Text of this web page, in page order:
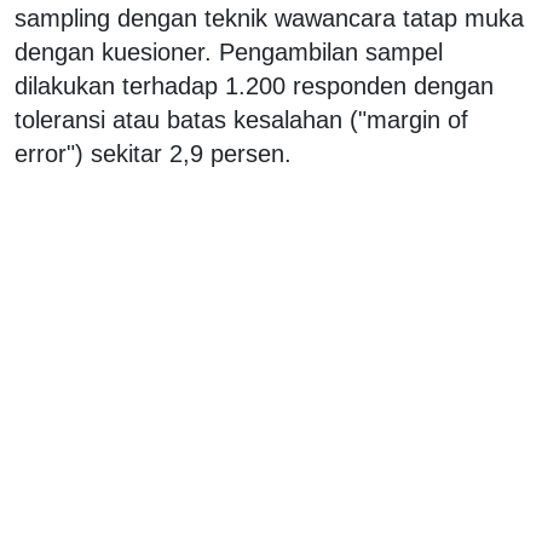
sampling dengan teknik wawancara tatap muka
dengan kuesioner. Pengambilan sampel
dilakukan terhadap 1.200 responden dengan
toleransi atau batas kesalahan ("margin of
error") sekitar 2,9 persen.